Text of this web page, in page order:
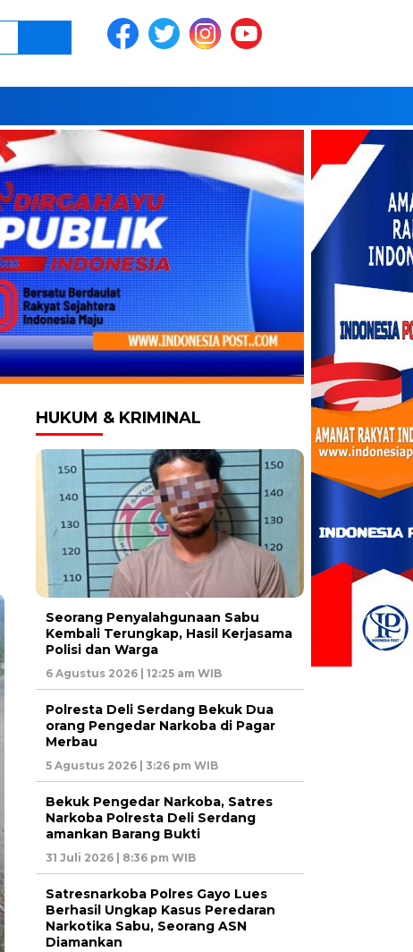
HUKUM & KRIMINAL
Seorang Penyalahgunaan Sabu
Kembali Terungkap, Hasil Kerjasama
Polisi dan Warga
6 Agustus 2026 | 12:25 am WIB
Polresta Deli Serdang Bekuk Dua
orang Pengedar Narkoba di Pagar
Merbau
5 Agustus 2026 | 3:26 pm WIB
Bekuk Pengedar Narkoba, Satres
Narkoba Polresta Deli Serdang
amankan Barang Bukti
31 Juli 2026 | 8:36 pm WIB
Satresnarkoba Polres Gayo Lues
Berhasil Ungkap Kasus Peredaran
Narkotika Sabu, Seorang ASN
Diamankan